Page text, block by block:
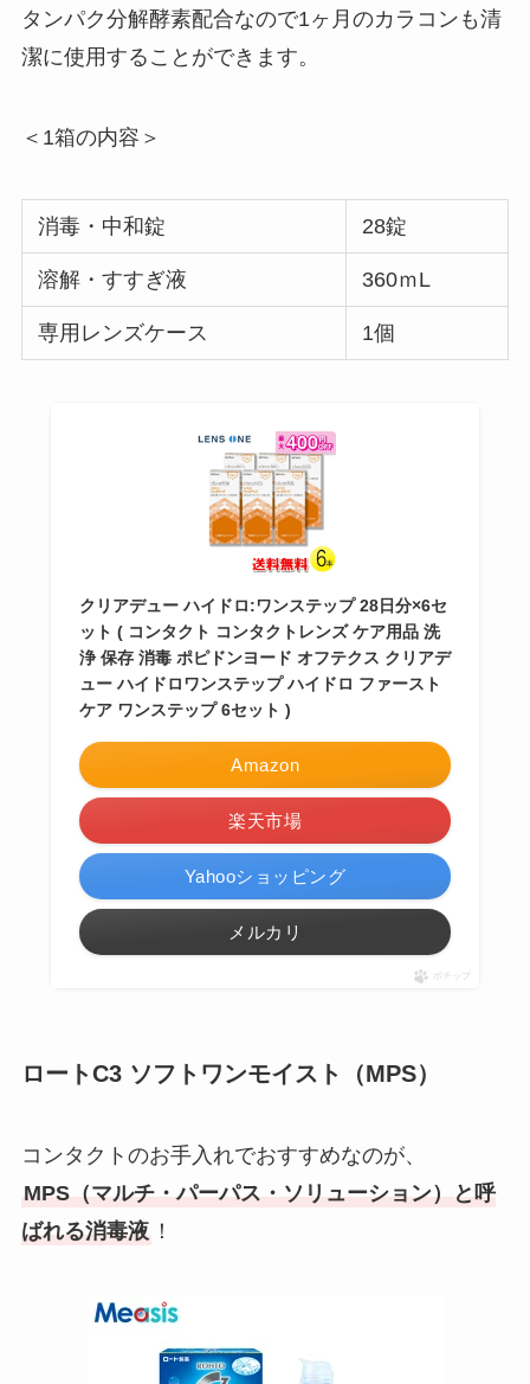
タンパク分解酵素配合なので1ヶ月のカラコンも清
潔に使用することができます。
＜1箱の内容＞
消毒・中和錠 28錠
溶解・すすぎ液 360ｍL
専用レンズケース 1個
クリアデュー ハイドロ:ワンステップ 28日分×6セ
ット ( コンタクト コンタクトレンズ ケア用品 洗
浄 保存 消毒 ポピドンヨード オフテクス クリアデ
ュー ハイドロワンステップ ハイドロ ファースト
ケア ワンステップ 6セット )
Amazon
楽天市場
Yahooショッピング
メルカリ
ポチップ
ロートC3 ソフトワンモイスト（MPS）
コンタクトのお手入れでおすすめなのが、
MPS（マルチ・パーパス・ソリューション）と呼
ばれる消毒液 ！